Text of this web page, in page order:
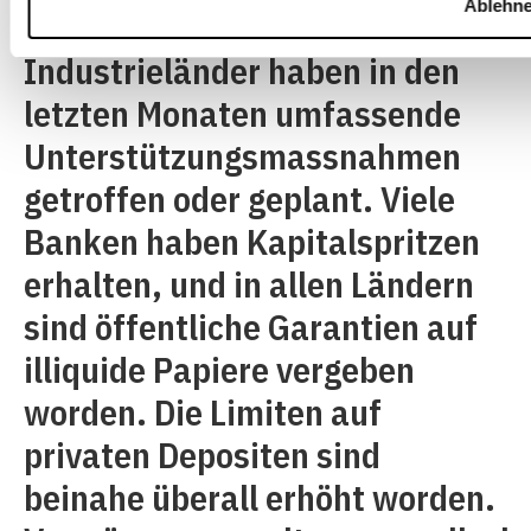
heraufzusetzen. Die meisten
Industrieländer haben in den
letzten Monaten umfassende
Unterstützungsmassnahmen
getroffen oder geplant. Viele
Banken haben Kapitalspritzen
erhalten, und in allen Ländern
sind öffentliche Garantien auf
illiquide Papiere vergeben
worden. Die Limiten auf
privaten Depositen sind
beinahe überall erhöht worden.